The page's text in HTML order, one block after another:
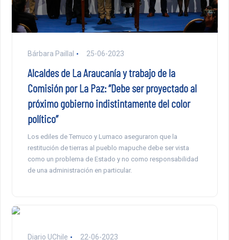
Bárbara Paillal 25-06-2023
Alcaldes de La Araucanía y trabajo de la
Comisión por La Paz: “Debe ser proyectado al
próximo gobierno indistintamente del color
político”
Los ediles de Temuco y Lumaco aseguraron que la
restitución de tierras al pueblo mapuche debe ser vista
como un problema de Estado y no como responsabilidad
de una administración en particular.
Diario UChile 22-06-2023